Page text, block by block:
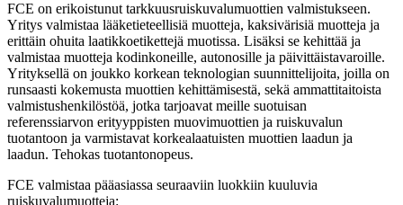
FCE on erikoistunut tarkkuusruiskuvalumuottien valmistukseen.
Yritys valmistaa lääketieteellisiä muotteja, kaksivärisiä muotteja ja
erittäin ohuita laatikkoetikettejä muotissa. Lisäksi se kehittää ja
valmistaa muotteja kodinkoneille, autonosille ja päivittäistavaroille.
Yrityksellä on joukko korkean teknologian suunnittelijoita, joilla on
runsaasti kokemusta muottien kehittämisestä, sekä ammattitaitoista
valmistushenkilöstöä, jotka tarjoavat meille suotuisan
referenssiarvon erityyppisten muovimuottien ja ruiskuvalun
tuotantoon ja varmistavat korkealaatuisten muottien laadun ja
laadun. Tehokas tuotantonopeus.
FCE valmistaa pääasiassa seuraaviin luokkiin kuuluvia
ruiskuvalumuotteja: